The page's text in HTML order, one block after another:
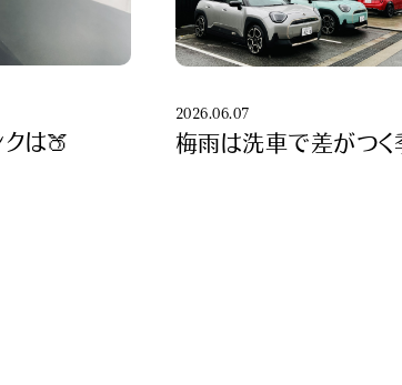
は🍑
2026.06.07
梅雨は洗車で差がつく